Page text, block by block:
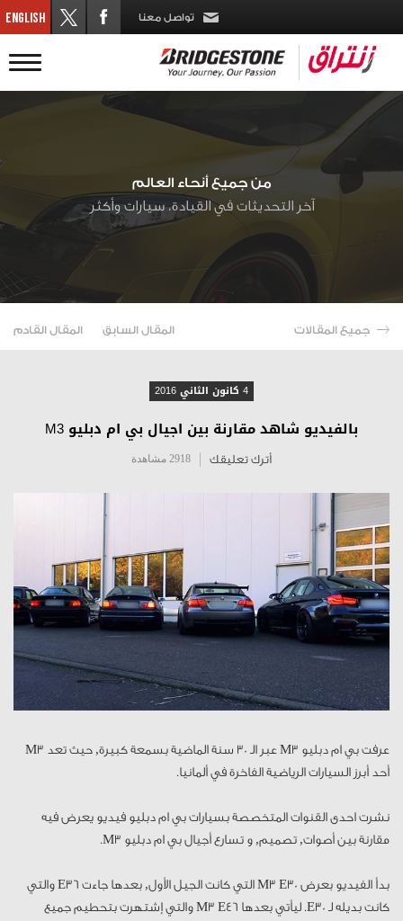
تواصل معنا
من جميع أنحاء العالم
آخر التحديثات في القيادة، سيارات وأكثر
جميع المقالات المقال السابق المقال القادم
4 كانون الثاني 2016
بالفيديو شاهد مقارنة بين اجيال بي ام دبليو M3
أترك تعليقك 2918 مشاهدة
عرفت بي ام دبليو M3 عبر الـ 30 سنة الماضية بسمعة كبيرة, حيث تعد M3
أحد أبرز السيارات الرياضية الفاخرة في ألمانيا.
نشرت احدى القنوات المتخصصة بسيارات بي ام دبليو فيديو يعرض فيه
مقارنة بين أصوات, تصميم, و تسارع أجيال بي ام دبليو M3.
بدأ الفيديو بعرض M3 E30 التي كانت الجيل الأول, بعدها جاءت E36 والتي
كانت بديله لـ E30. ليأتي بعدها M3 E46 والتي إشتهرت بتحطيم جميع